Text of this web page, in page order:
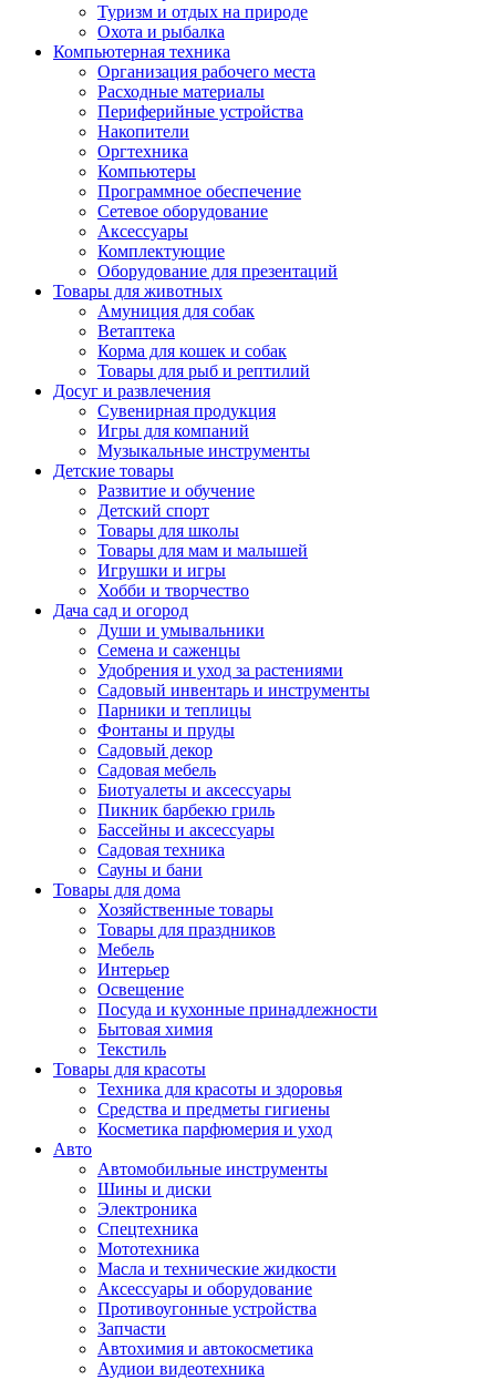
Туризм и отдых на природе
Охота и рыбалка
Компьютерная техника
Организация рабочего места
Расходные материалы
Периферийные устройства
Накопители
Оргтехника
Компьютеры
Программное обеспечение
Сетевое оборудование
Аксессуары
Комплектующие
Оборудование для презентаций
Товары для животных
Амуниция для собак
Ветаптека
Корма для кошек и собак
Товары для рыб и рептилий
Досуг и развлечения
Сувенирная продукция
Игры для компаний
Музыкальные инструменты
Детские товары
Развитие и обучение
Детский спорт
Товары для школы
Товары для мам и малышей
Игрушки и игры
Хобби и творчество
Дача сад и огород
Души и умывальники
Семена и саженцы
Удобрения и уход за растениями
Садовый инвентарь и инструменты
Парники и теплицы
Фонтаны и пруды
Садовый декор
Садовая мебель
Биотуалеты и аксессуары
Пикник барбекю гриль
Бассейны и аксессуары
Садовая техника
Сауны и бани
Товары для дома
Хозяйственные товары
Товары для праздников
Мебель
Интерьер
Освещение
Посуда и кухонные принадлежности
Бытовая химия
Текстиль
Товары для красоты
Техника для красоты и здоровья
Средства и предметы гигиены
Косметика парфюмерия и уход
Авто
Автомобильные инструменты
Шины и диски
Электроника
Спецтехника
Мототехника
Масла и технические жидкости
Аксессуары и оборудование
Противоугонные устройства
Запчасти
Автохимия и автокосметика
Аудиои видеотехника